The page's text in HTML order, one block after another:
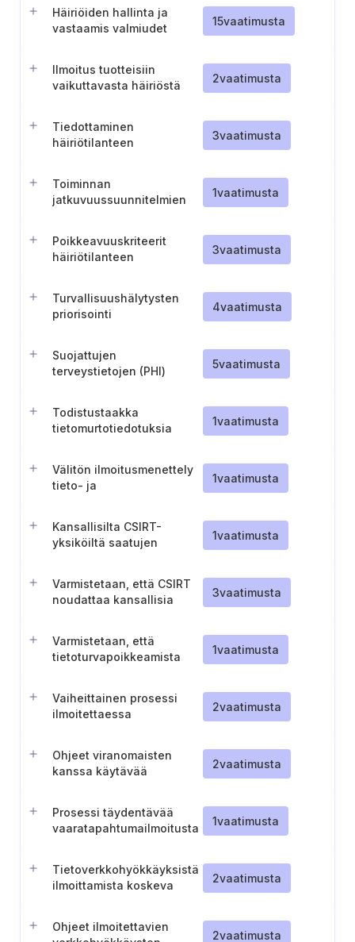
Häiriöiden hallinta ja
vastaamis valmiudet
15vaatimusta
Ilmoitus tuotteisiin
vaikuttavasta häiriöstä
2vaatimusta
Tiedottaminen
häiriötilanteen
3vaatimusta
Toiminnan
jatkuvuussuunnitelmien
1vaatimusta
Poikkeavuuskriteerit
häiriötilanteen
3vaatimusta
Turvallisuushälytysten
priorisointi
4vaatimusta
Suojattujen
terveystietojen (PHI)
ilmoitukset
5vaatimusta
Todistustaakka
tietomurtotiedotuksia
1vaatimusta
Välitön ilmoitusmenettely
tieto- ja
1vaatimusta
Kansallisilta CSIRT-
yksiköiltä saatujen
1vaatimusta
Varmistetaan, että CSIRT
noudattaa kansallisia
(Romania)
3vaatimusta
Varmistetaan, että
tietoturvapoikkeamista
(Romania)
1vaatimusta
Vaiheittainen prosessi
ilmoitettaessa
2vaatimusta
Ohjeet viranomaisten
kanssa käytävää
2vaatimusta
Prosessi täydentävää
vaaratapahtumailmoitusta
1vaatimusta
Tietoverkkohyökkäyksistä
ilmoittamista koskeva
2vaatimusta
Ohjeet ilmoitettavien
2vaatimusta